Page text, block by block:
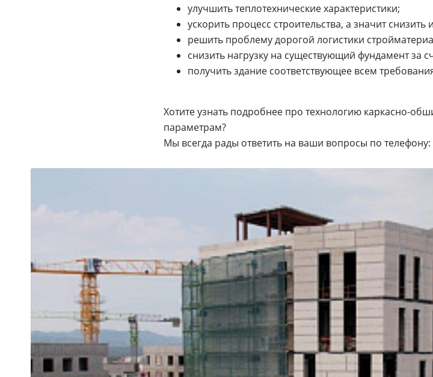
улучшить теплотехнические характеристики;
ускорить процесс строительства, а значит снизить
решить проблему дорогой логистики
снизить нагрузку на существующий фундамент за
получить здание соответствующее всем
Хотите узнать подробнее про технологию каркасно-
параметрам?
Мы всегда рады ответить на ваши вопросы по